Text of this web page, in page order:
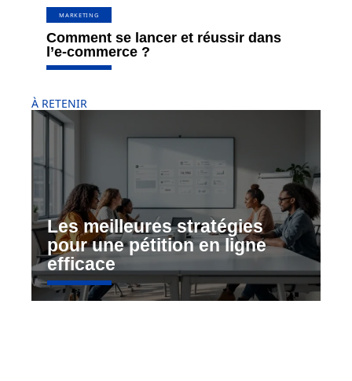
MARKETING
Comment se lancer et réussir dans
l’e-commerce ?
À RETENIR
Les meilleures stratégies
pour une pétition en ligne
efficace